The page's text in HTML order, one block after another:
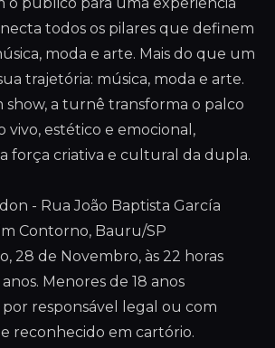
todos os pilares que definem
moda e arte. Mais do que um
trajetória: música, moda e arte.
show, a turnê transforma o palco
vivo, estético e emocional,
força criativa e cultural da dupla.
- Rua João Baptista García
Contorno, Bauru/SP
28 de Novembro, às 22 horas
anos. Menores de 18 anos
responsável legal ou com
reconhecido em cartório.